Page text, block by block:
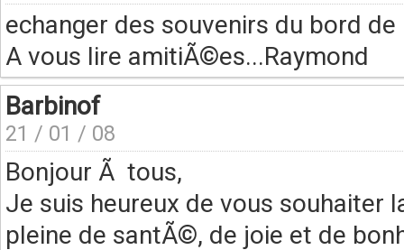
echanger des souvenirs du bord
A vous lire amitiÃ©es...Raymond
Barbinof
21 / 01 / 08
Bonjour Ã tous,
Je suis heureux de vous souhaiter
pleine de santÃ©, de joie et de